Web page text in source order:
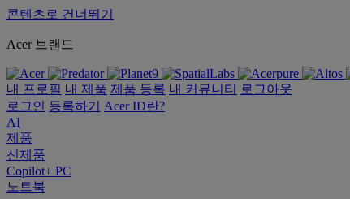
콘텐츠로 건너뛰기
Acer 브랜드
내 프로필 내 제품 제품 등록 내 커뮤니티
로그아웃
로그인
등록하기
Acer ID란?
AI
제품
신제품
Copilot+ PC
노트북